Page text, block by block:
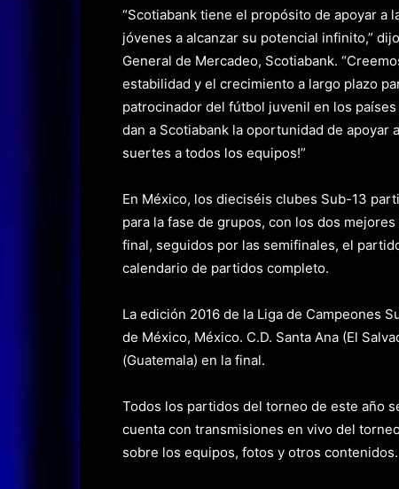
“Scotiabank tiene el propósito de apoyar a
jóvenes a alcanzar su potencial infinito,”
General de Mercadeo, Scotiabank.
estabilidad y el crecimiento a largo plazo
patrocinador del fútbol juvenil en los
dan a Scotiabank la oportunidad de apoyar
suertes a todos los equipos!”
En México, los dieciséis clubes Sub-13
para la fase de grupos, con los dos
final, seguidos por las semifinales, el
calendario de partidos completo.
La edición 2016 de la Liga de Campeones
de México, México. C.D. Santa Ana (El
(Guatemala) en la final.
Todos los partidos del torneo de este año
cuenta con transmisiones en vivo del
sobre los equipos, fotos y otros contenidos.